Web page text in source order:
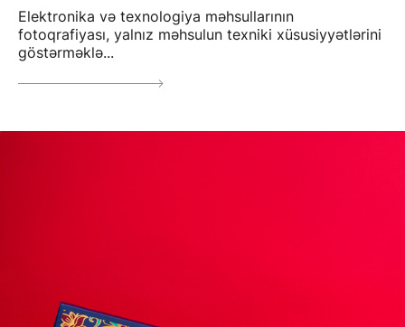
Elektronika və texnologiya məhsullarının
fotoqrafiyası, yalnız məhsulun texniki xüsusiyyətlərini
göstərməklə...